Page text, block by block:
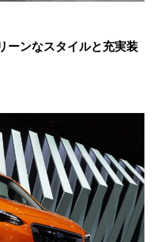
ーンなスタイルと充実装